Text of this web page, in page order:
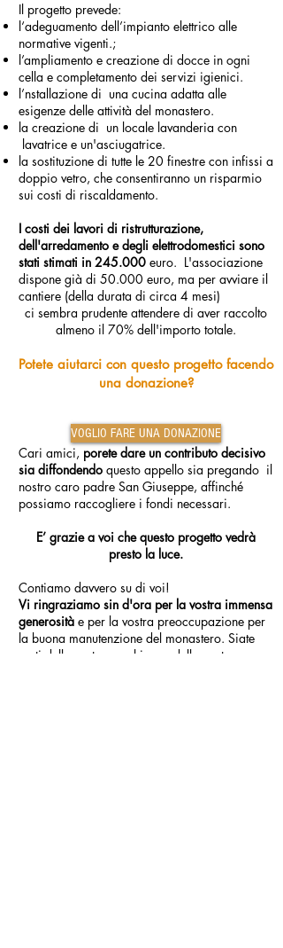
Il progetto prevede:
l‘adeguamento dell’impianto elettrico alle
normative vigenti.;
l’ampliamento e creazione di docce in ogni
cella e completamento dei servizi igienici.
l’nstallazione di una cucina adatta alle
esigenze delle attività del monastero.
la creazione di un locale lavanderia con
lavatrice e un'asciugatrice.
la sostituzione di tutte le 20 finestre con infissi a
doppio vetro, che consentiranno un risparmio
sui costi di riscaldamento.
I costi dei lavori di ristrutturazione,
dell'arredamento e degli elettrodomestici sono
stati stimati in 245.000 euro. L'associazione
dispone già di 50.000 euro, ma per avviare il
cantiere (della durata di circa 4 mesi)
ci sembra prudente attendere di aver raccolto
almeno il 70% dell'importo totale.
Potete aiutarci con questo progetto facendo
una donazione?
Cari amici, porete dare un contributo decisivo
sia diffondendo questo appello sia pregando il
nostro caro padre San Giuseppe, affinché
possiamo raccogliere i fondi necessari.
E’ grazie a voi che questo progetto vedrà
presto la luce.
Contiamo davvero su di voi!
Vi ringraziamo sin d'ora per la vostra immensa
generosità e per la vostra preoccupazione per
la buona manutenzione del monastero. Siate
certi delle nostre preghiere e della nostra
VOGLIO FARE UNA DONAZIONE